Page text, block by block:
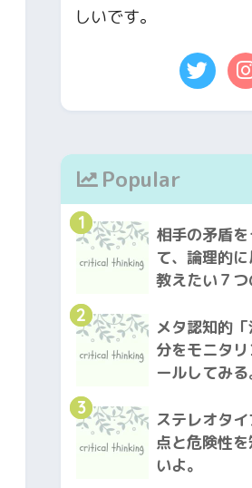
しいです。
Popular
1
相手の矛盾
て、論理的
教えたい７つ
2
メタ認知的
分をモニタ
ールしてみる
3
ステレオタ
点と危険性
いよ。